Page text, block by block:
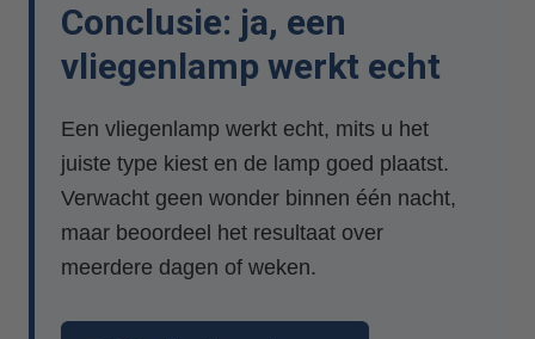
Conclusie: ja, een
vliegenlamp werkt echt
Een vliegenlamp werkt echt, mits u het
juiste type kiest en de lamp goed plaatst.
Verwacht geen wonder binnen één nacht,
maar beoordeel het resultaat over
meerdere dagen of weken.